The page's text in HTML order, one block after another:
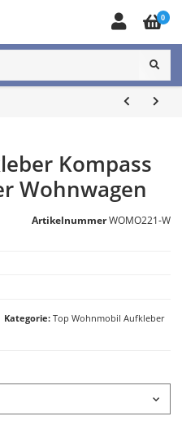
0
Kompass
Wohnwagen
ArtikelnummerWOMO221-W
Kategorie Top Wohnmobil Aufkleber